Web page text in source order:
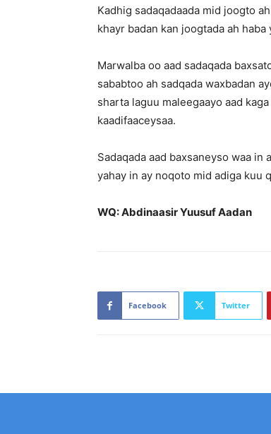
Kadhig sadaqadaada mid joogto
khayr badan kan joogtada ah haba
Marwalba oo aad sadaqada
sababtoo ah sadqada waxbadan
sharta laguu maleegaayo aad
kaadifaaceysaa.
Sadaqada aad baxsaneyso waa in
yahay in ay noqoto mid adiga kuu
WQ: Abdinaasir Yuusuf Aadan
Facebook Twitter